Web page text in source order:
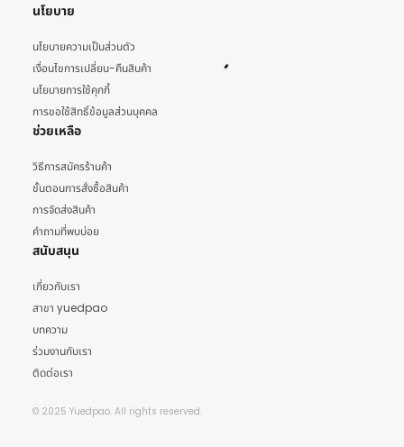
นโยบาย
นโยบายความเป็นส่วนตัว
เงื่อนไขการเปลี่ยน-คืนสินค้า
นโยบายการใช้คุกกี้
การขอใช้สิทธิ์ข้อมูลส่วนบุคคล
ช่วยเหลือ
วิธีการสมัครร้านค้า
ขั้นตอนการสั่งซื้อสินค้า
การจัดส่งสินค้า
คำถามที่พบบ่อย
สนับสนุน
เกี่ยวกับเรา
สาขา yuedpao
บทความ
ร่วมงานกับเรา
ติดต่อเรา
© 2025 Yuedpao. All rights reserved.